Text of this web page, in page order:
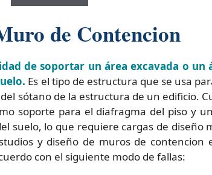
de Contencion
de soportar un área excavada o
Es el tipo de estructura que se usa
sótano de la estructura de un edificio.
soporte para el diafragma del piso y
suelo, lo que requiere cargas de diseño
y diseño de muros de contencion
con el siguiente modo de fallas: